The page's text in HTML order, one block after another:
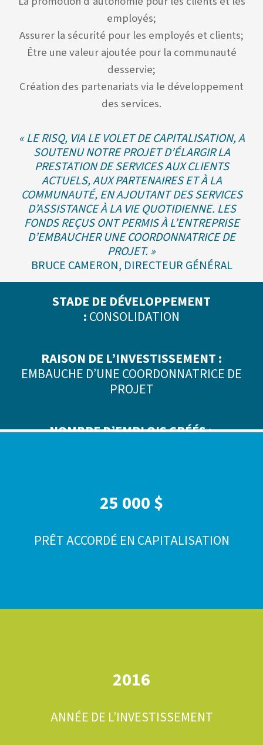
employés;
Assurer la sécurité pour les employés et clients;
Être une valeur ajoutée pour la communauté
desservie;
Création des partenariats via le développement
des services.
« LE RISQ, VIA LE VOLET DE CAPITALISATION, A
SOUTENU NOTRE PROJET D’ÉLARGIR LA
PRESTATION DE SERVICES AUX CLIENTS
ACTUELS, AUX PARTENAIRES ET À LA
COMMUNAUTÉ, EN AJOUTANT DES SERVICES
D’ASSISTANCE À LA VIE QUOTIDIENNE. LES
FONDS REÇUS ONT PERMIS À L’ENTREPRISE
D’EMBAUCHER UNE COORDONNATRICE DE
PROJET. »
BRUCE CAMERON, DIRECTEUR GÉNÉRAL
STADE DE DÉVELOPPEMENT
:CONSOLIDATION
RAISON DE L’INVESTISSEMENT :
EMBAUCHE D’UNE COORDONNATRICE DE
PROJET
NOMBRE D’EMPLOIS CRÉÉS :
25 000 $
PRÊT ACCORDÉ EN CAPITALISATION
2016
ANNÉE DE L’INVESTISSEMENT